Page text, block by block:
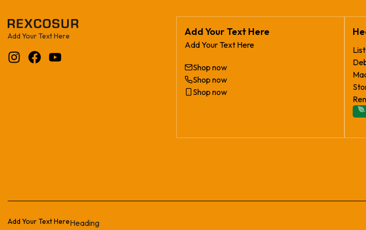
Add Your Text Here Add Your Text Here
Add Your Text Here
Shop now
Shop now
Shop now
Add Your Text HereHeading